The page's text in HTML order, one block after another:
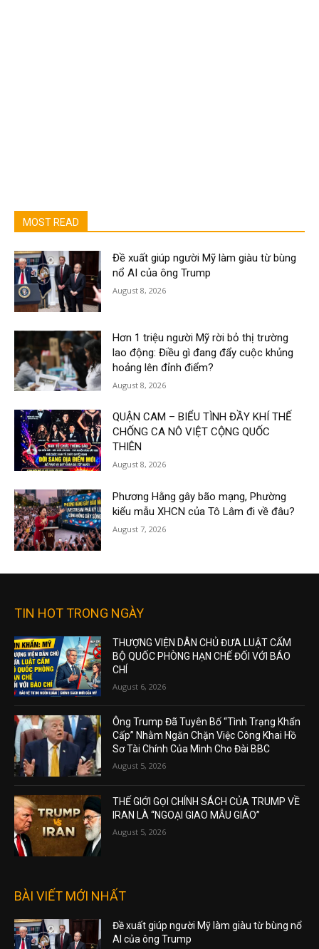
MOST READ
Đề xuất giúp người Mỹ làm giàu từ bùng
nổ AI của ông Trump
August 8, 2026
Hơn 1 triệu người Mỹ rời bỏ thị trường
lao động: Điều gì đang đẩy cuộc khủng
hoảng lên đỉnh điểm?
August 8, 2026
QUẬN CAM – BIỂU TÌNH ĐẦY KHÍ THẾ
CHỐNG CA NÔ VIỆT CỘNG QUỐC
THIÊN
August 8, 2026
Phương Hằng gây bão mạng, Phường
kiểu mẫu XHCN của Tô Lâm đi về đâu?
August 7, 2026
TIN HOT TRONG NGÀY
THƯỢNG VIỆN DÂN CHỦ ĐƯA LUẬT CẤM
BỘ QUỐC PHÒNG HẠN CHẾ ĐỐI VỚI BÁO
CHÍ
August 6, 2026
Ông Trump Đã Tuyên Bố “Tình Trạng Khẩn
Cấp” Nhằm Ngăn Chặn Việc Công Khai Hồ
Sơ Tài Chính Của Mình Cho Đài BBC
August 5, 2026
THẾ GIỚI GỌI CHÍNH SÁCH CỦA TRUMP VỀ
IRAN LÀ “NGOẠI GIAO MẪU GIÁO”
August 5, 2026
BÀI VIẾT MỚI NHẤT
Đề xuất giúp người Mỹ làm giàu từ bùng nổ
AI của ông Trump